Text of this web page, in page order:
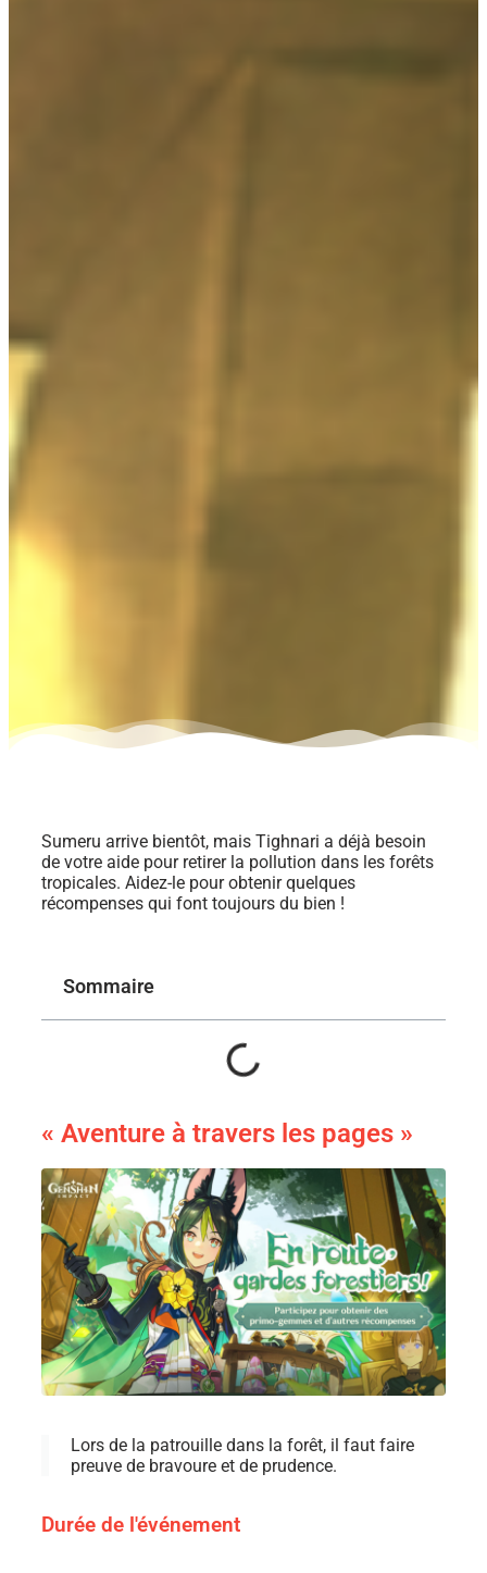
Sumeru arrive bientôt, mais Tighnari a déjà besoin
de votre aide pour retirer la pollution dans les forêts
tropicales. Aidez-le pour obtenir quelques
récompenses qui font toujours du bien !
Sommaire
« Aventure à travers les pages »
Lors de la patrouille dans la forêt, il faut faire
preuve de bravoure et de prudence.
Durée de l'événement